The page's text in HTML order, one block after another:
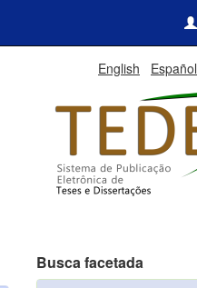
English Español
Busca facetada